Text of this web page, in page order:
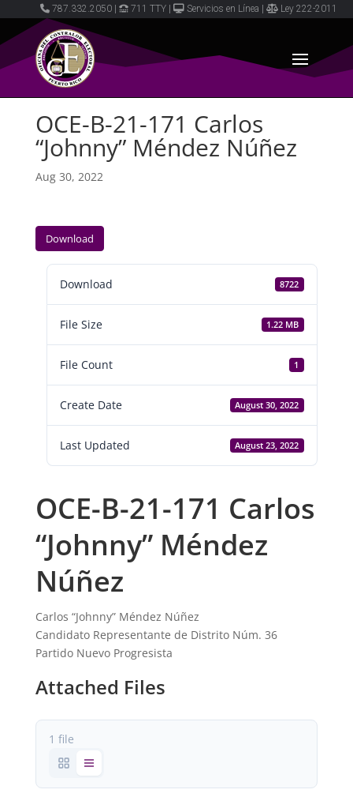
787.332.2050 711 TTY Servicios en Línea Ley 222-2011
OCE-B-21-171 Carlos
“Johnny” Méndez Núñez
Aug 30, 2022
Download
Download 8722
File Size 1.22 MB
File Count 1
Create Date August 30, 2022
Last Updated August 23, 2022
OCE-B-21-171 Carlos
“Johnny” Méndez
Núñez
Carlos “Johnny” Méndez Núñez
Candidato Representante de Distrito Núm. 36
Partido Nuevo Progresista
Attached Files
1 file